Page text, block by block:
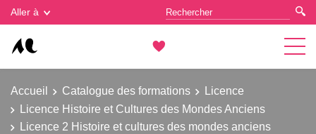
Aller à
Accueil Catalogue des formations
Licence
Licence Histoire et Cultures des Mondes Anciens
Licence 2 Histoire et cultures des mondes anciens
Gestion des cookies